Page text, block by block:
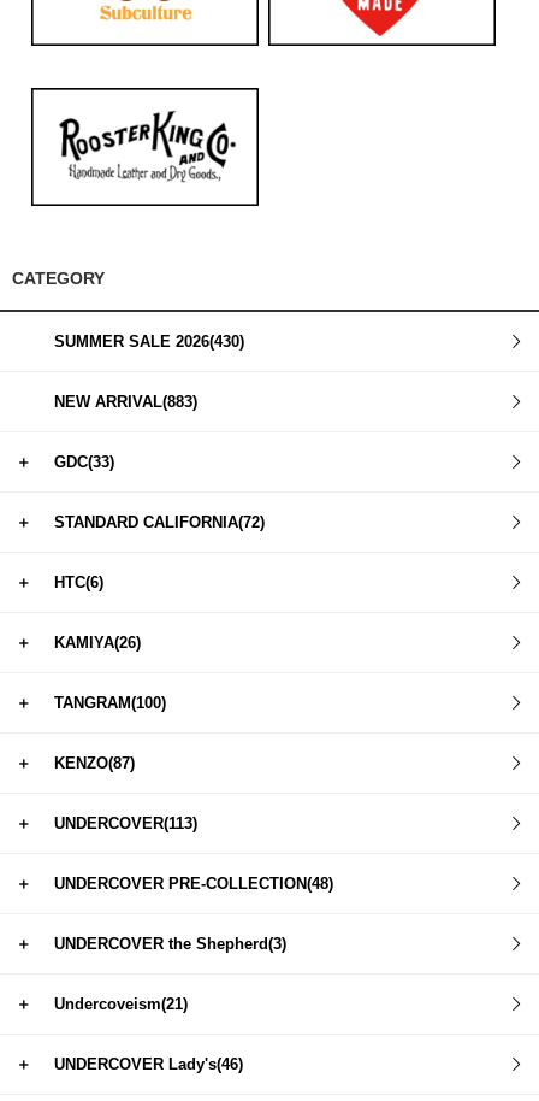
CATEGORY
SUMMER SALE 2026(430)
NEW ARRIVAL(883)
＋ GDC(33)
＋ STANDARD CALIFORNIA(72)
＋ HTC(6)
＋ KAMIYA(26)
＋ TANGRAM(100)
＋ KENZO(87)
＋ UNDERCOVER(113)
＋ UNDERCOVER PRE-COLLECTION(48)
＋ UNDERCOVER the Shepherd(3)
＋ Undercoveism(21)
＋ UNDERCOVER Lady's(46)